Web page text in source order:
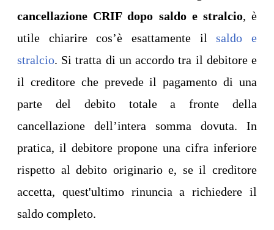
cancellazione CRIF dopo saldo e stralcio, è
utile chiarire cos’è esattamente ilsaldo e
stralcio. Si tratta di un accordo tra il debitore e
il creditore che prevede il pagamento di una
parte del debito totale a fronte della
cancellazione dell’intera somma dovuta. In
pratica, il debitore propone una cifra inferiore
rispetto al debito originario e, se il creditore
accetta, quest'ultimo rinuncia a richiedere il
saldo completo.